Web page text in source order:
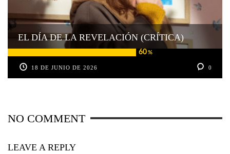
60%
EL DÍA DE LA REVELACIÓN (CRÍTICA)
18 DE JUNIO DE 2026 0
NO COMMENT
LEAVE A REPLY